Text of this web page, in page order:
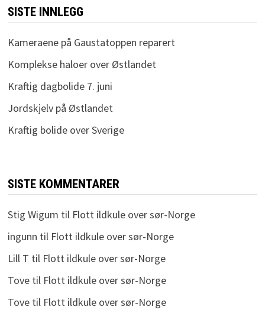
SISTE INNLEGG
Kameraene på Gaustatoppen reparert
Komplekse haloer over Østlandet
Kraftig dagbolide 7. juni
Jordskjelv på Østlandet
Kraftig bolide over Sverige
SISTE KOMMENTARER
Stig Wigum til Flott ildkule over sør-Norge
ingunn til Flott ildkule over sør-Norge
Lill T til Flott ildkule over sør-Norge
Tovetil Flott ildkule over sør-Norge
Tovetil Flott ildkule over sør-Norge